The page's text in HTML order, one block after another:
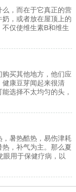
，而在于它真正的营
，或者放在屋顶上的
仅使维生素B和维生
买其他地方，他们应
康豆芽闻起来很清
选择不太均匀的头，
暑热酷热，易伤津耗
，补气为主。那么夏
眼用于保健疗病，以